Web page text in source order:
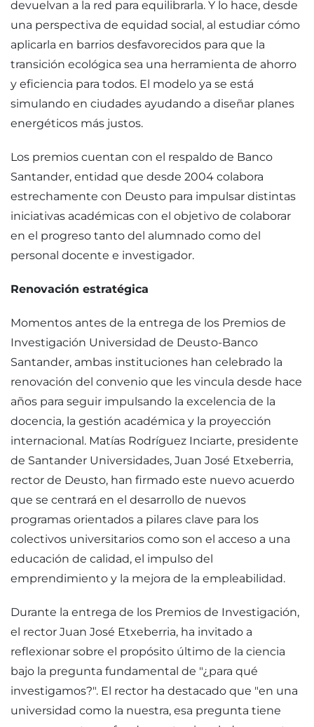
devuelvan a la red para equilibrarla. Y lo hace, desde
una perspectiva de equidad social, al estudiar cómo
aplicarla en barrios desfavorecidos para que la
transición ecológica sea una herramienta de ahorro
y eficiencia para todos. El modelo ya se está
simulando en ciudades ayudando a diseñar planes
energéticos más justos.
Los premios cuentan con el respaldo de Banco
Santander, entidad que desde 2004 colabora
estrechamente con Deusto para impulsar distintas
iniciativas académicas con el objetivo de colaborar
en el progreso tanto del alumnado como del
personal docente e investigador.
Renovación estratégica
Momentos antes de la entrega de los Premios de
Investigación Universidad de Deusto-Banco
Santander, ambas instituciones han celebrado la
renovación del convenio que les vincula desde hace
años para seguir impulsando la excelencia de la
docencia, la gestión académica y la proyección
internacional. Matías Rodríguez Inciarte, presidente
de Santander Universidades, Juan José Etxeberria,
rector de Deusto, han firmado este nuevo acuerdo
que se centrará en el desarrollo de nuevos
programas orientados a pilares clave para los
colectivos universitarios como son el acceso a una
educación de calidad, el impulso del
emprendimiento y la mejora de la empleabilidad.
Durante la entrega de los Premios de Investigación,
el rector Juan José Etxeberria, ha invitado a
reflexionar sobre el propósito último de la ciencia
bajo la pregunta fundamental de "¿para qué
investigamos?". El rector ha destacado que "en una
universidad como la nuestra, esa pregunta tiene